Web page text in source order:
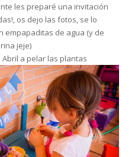
les preparé una invitación
os dejo las fotos, se lo
empapaditas de agua (y de
jeje)
a pelar las plantas